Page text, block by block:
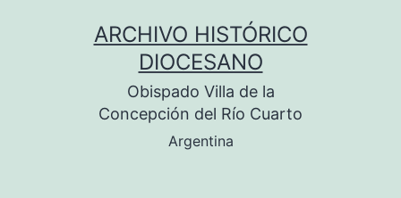
ARCHIVO HISTÓRICO
DIOCESANO
Obispado Villa de la
Concepción del Río Cuarto
Argentina